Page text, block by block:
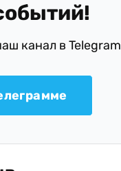
канал в Telegram